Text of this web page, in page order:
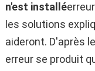
n'est installé
les solutions
aideront. D'après
erreur se produit